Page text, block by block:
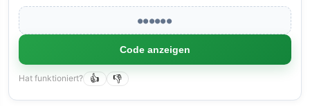
●●●●●●
Code anzeigen
Hat funktioniert? 👍 👎